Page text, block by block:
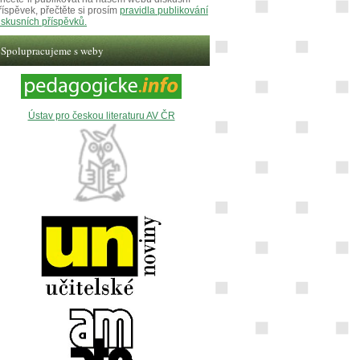
přečtěte si prosím pravidla publikování
příspěvků.
Spolupracujeme s weby
Ústav pro českou literaturu AV ČR